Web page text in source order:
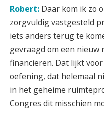
Robert: Daar kom ik zo
zorgvuldig vastgesteld
iets anders terug te
gevraagd om een
financieren. Dat lijkt
oefening, dat helemaal
in het geheime
Congres dit misschien